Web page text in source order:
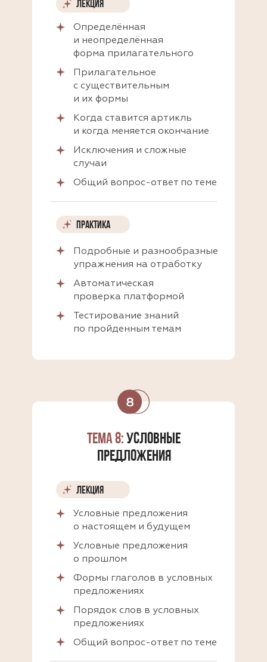
ЛЕКЦИЯ
ПРАКТИКА
ТЕМА 8: УСЛОВНЫЕ
ПРЕДЛОЖЕНИЯ
ЛЕКЦИЯ
Тестирование знаний
по пройденным темам
Автоматическая
проверка платформой
Подробные и разнообразные
упражнения на отработку
Условные предложения
о настоящем и будущем
Условные предложения
о прошлом
Формы глаголов в условных
предложениях
Порядок слов в условных
предложениях
Общий вопрос-ответ по теме
Когда ставится артикль
и когда меняется окончание
Определённая
и неопределённая
форма прилагательного
Прилагательное
с существительным
и их формы
Исключения и сложные
случаи
Общий вопрос-ответ по теме